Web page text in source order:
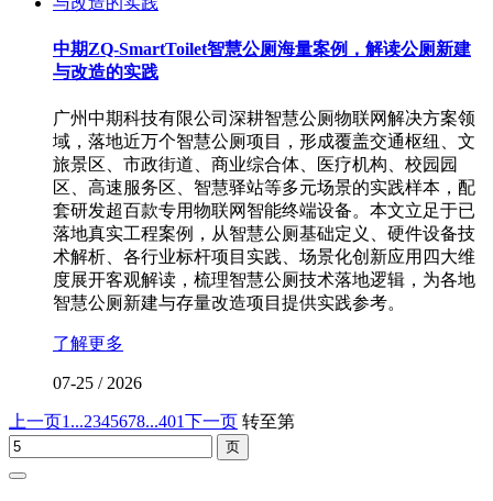
中期ZQ-SmartToilet智慧公厕海量案例，解读公厕新建
与改造的实践
广州中期科技有限公司深耕智慧公厕物联网解决方案领
域，落地近万个智慧公厕项目，形成覆盖交通枢纽、文
旅景区、市政街道、商业综合体、医疗机构、校园园
区、高速服务区、智慧驿站等多元场景的实践样本，配
套研发超百款专用物联网智能终端设备。本文立足于已
落地真实工程案例，从智慧公厕基础定义、硬件设备技
术解析、各行业标杆项目实践、场景化创新应用四大维
度展开客观解读，梳理智慧公厕技术落地逻辑，为各地
智慧公厕新建与存量改造项目提供实践参考。
了解更多
07-25 / 2026
上一页1...2345678...401下一页 转至第